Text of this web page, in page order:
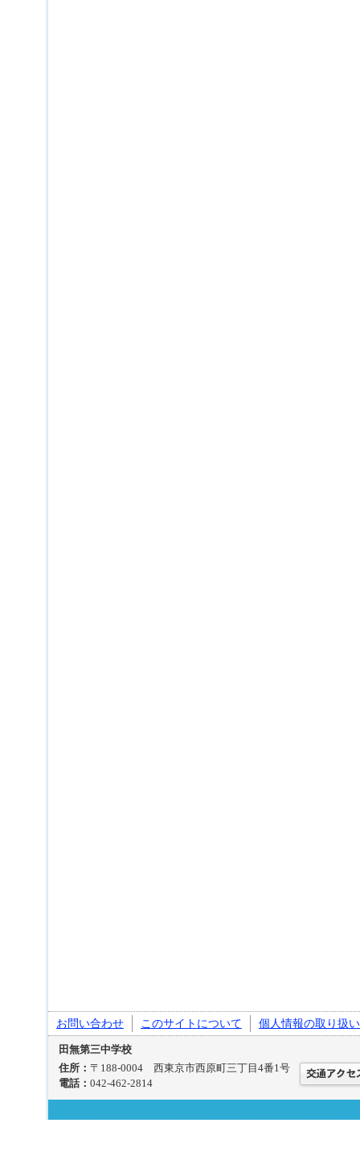
お問い合わせ このサイトについて 個人情報の取り扱い
田無第三中学校
住所： 〒188-0004 西東京市西原町三丁目4番1号
電話： 042-462-2814